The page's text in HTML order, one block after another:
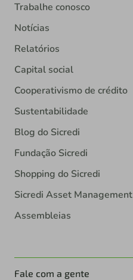
Trabalhe conosco
Notícias
Relatórios
Capital social
Cooperativismo de crédito
Sustentabilidade
Blog do Sicredi
Fundação Sicredi
Shopping do Sicredi
Sicredi Asset Management
Assembleias
Fale com a gente